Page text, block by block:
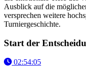
Ausblick auf die
versprechen weitere
Turniergeschichte.
Start der
02:54:05